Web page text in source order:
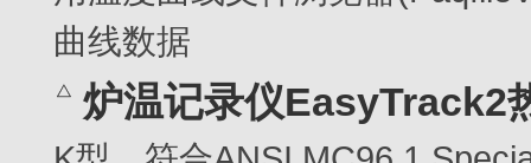
曲线数据
炉温记录仪EasyTrack2